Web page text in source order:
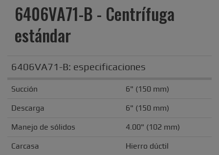
6406VA71-B - Centrífuga
estándar
6406VA71-B: especificaciones
Succión 6" (150 mm)
Descarga 6" (150 mm)
Manejo de sólidos 4.00" (102 mm)
Carcasa Hierro dúctil